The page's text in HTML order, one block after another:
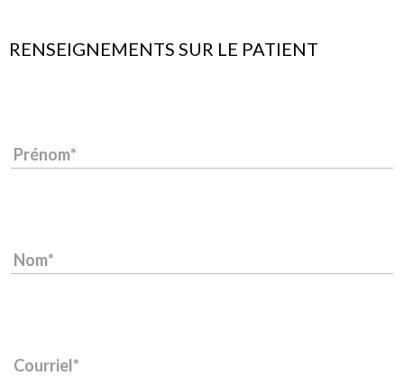
RENSEIGNEMENTS SUR LE PATIENT
Prénom
Nom
Courriel